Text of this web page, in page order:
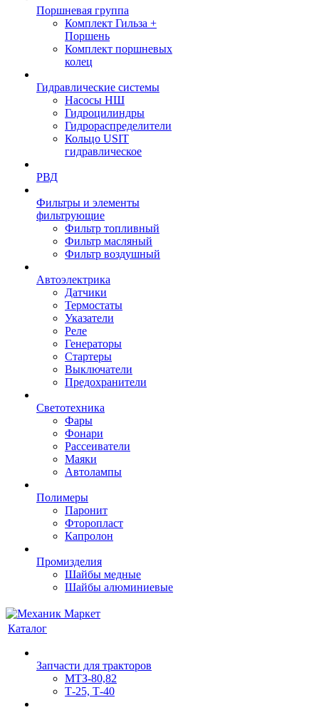
Поршневая группа
Комплект Гильза +
Поршень
Комплект поршневых
колец
Гидравлические системы
Насосы НШ
Гидроцилиндры
Гидрораспределители
Кольцо USIT
гидравлическое
РВД
Фильтры и элементы
фильтрующие
Фильтр топливный
Фильтр масляный
Фильтр воздушный
Автоэлектрика
Датчики
Термостаты
Указатели
Реле
Генераторы
Стартеры
Выключатели
Предохранители
Светотехника
Фары
Фонари
Рассеиватели
Маяки
Автолампы
Полимеры
Паронит
Фторопласт
Капролон
Промизделия
Шайбы медные
Шайбы алюминиевые
Каталог
Запчасти для тракторов
МТЗ-80,82
Т-25, Т-40